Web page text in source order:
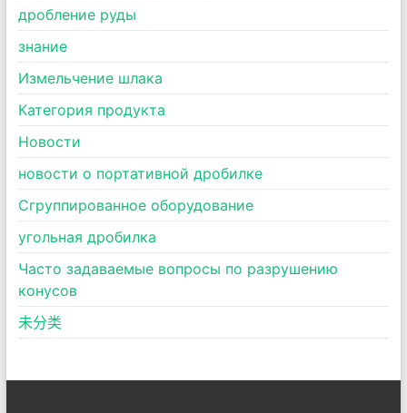
дробление руды
знание
Измельчение шлака
Категория продукта
Новости
новости о портативной дробилке
Сгруппированное оборудование
угольная дробилка
Часто задаваемые вопросы по разрушению
конусов
未分类